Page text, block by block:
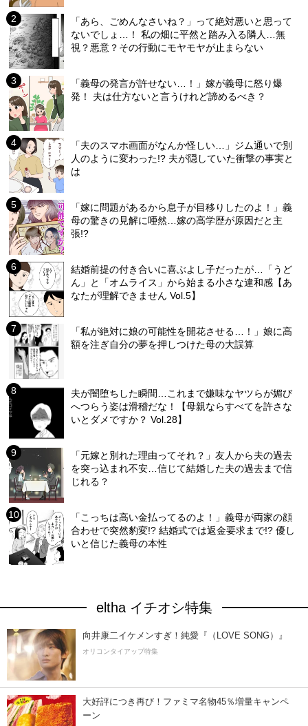
「あら、ごめんなさいね？」って絶対悪いと思って
ないでしょ…！ 私の畑に平然と踏み入る隣人…無
視？悪意？その行動にモヤモヤが止まらない
「義母の発言が許せない…！」嫁が義母に怒り爆
発！ 夫は仕方ないと言うけれど諦めるべき？
「夫のスマホ画面がなんか怪しい…」ジム通いで別
人のように変わった!? 夫が隠していた衝撃の事実と
は
「嫁に問題があるから息子が目移りしたのよ！」義
母の驚きの見解に唖然…嫁の高学歴が原因だと主
張!?
結婚前提の付き合いに喜ぶよし子だったが…「うど
ん」と「オムライス」から始まる小さな違和感【あ
なたが理解できません Vol.5】
「私が絶対に娘の可能性を開花させる…！」娘に高
額を注ぎ自分の夢を押しつけた母の大誤算
夫が闇堕ちした瞬間…これまで嫌味なヤツらが媚び
へつらう姿は滑稽だな！【母親ならすべてを許さな
いとダメですか？ Vol.28】
「元嫁と別れた理由ってそれ？」友人から夫の過去
を突っ込まれ不安…信じて結婚した夫の過去まで信
じれる？
「こっちは高い金払ってるのよ！」義母が両家の顔
合わせで突然豹変!? 結婚式では返金要求まで!? 優し
いと信じた義母の本性
eltha イチオシ特集
向井康二イケメンすぎ！純愛『（LOVE SONG）』
オリコンタイアップ特集
大好評につき再び！ファミマ名物45％増量キャンペ
ーン